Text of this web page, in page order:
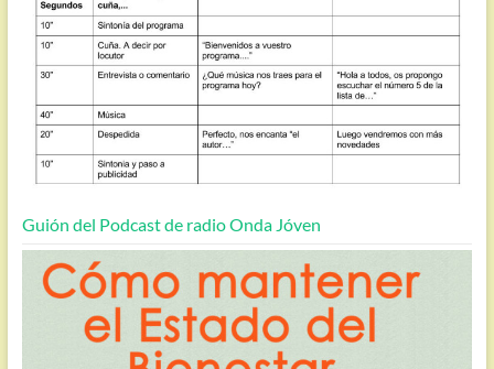
Guión del Podcast de radio Onda Jóven